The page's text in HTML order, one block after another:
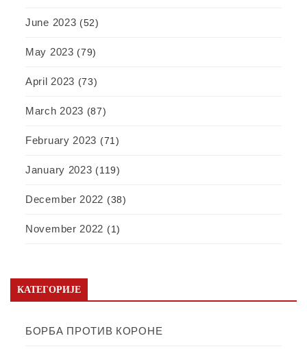
June 2023 (52)
May 2023 (79)
April 2023 (73)
March 2023 (87)
February 2023 (71)
January 2023 (119)
December 2022 (38)
November 2022 (1)
КАТЕГОРИЈЕ
БОРБА ПРОТИВ КОРОНЕ